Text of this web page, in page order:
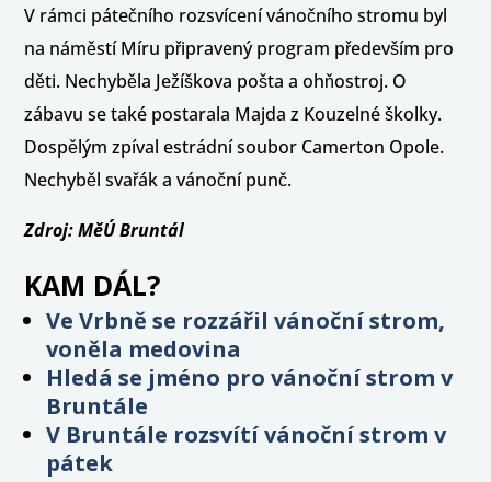
V rámci pátečního rozsvícení vánočního stromu byl
na náměstí Míru připravený program především pro
děti. Nechyběla Ježíškova pošta a ohňostroj. O
zábavu se také postarala Majda z Kouzelné školky.
Dospělým zpíval estrádní soubor Camerton Opole.
Nechyběl svařák a vánoční punč.
Zdroj: MěÚ Bruntál
KAM DÁL?
Ve Vrbně se rozzářil vánoční strom,
voněla medovina
Hledá se jméno pro vánoční strom v
Bruntále
V Bruntále rozsvítí vánoční strom v
pátek